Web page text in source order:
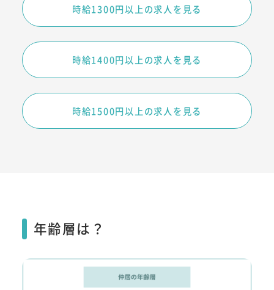
時給1300円以上の求人を見る
時給1400円以上の求人を見る
時給1500円以上の求人を見る
年齢層は？